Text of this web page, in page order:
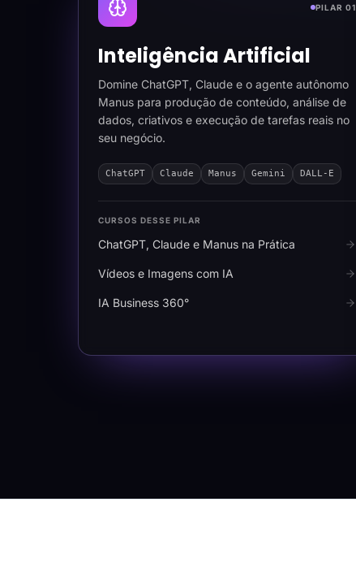
PILAR 01
Inteligência Artificial
Domine ChatGPT, Claude e o agente autônomo
Manus para produção de conteúdo, análise de
dados, criativos e execução de tarefas reais no
seu negócio.
ChatGPT Claude Manus Gemini DALL-E
CURSOS DESSE PILAR
ChatGPT, Claude e Manus na Prática
Vídeos e Imagens com IA
IA Business 360°